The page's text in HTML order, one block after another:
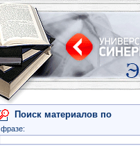
Поиск материалов по
фразе: